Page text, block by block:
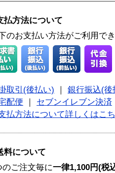
払方法について
のお支払い方法がご利用で
取引(後払い)
銀行振込(後
配便
セブンイレブン決済
払方法について詳しくはこ
料について
のご注文毎に一律1,100円(税